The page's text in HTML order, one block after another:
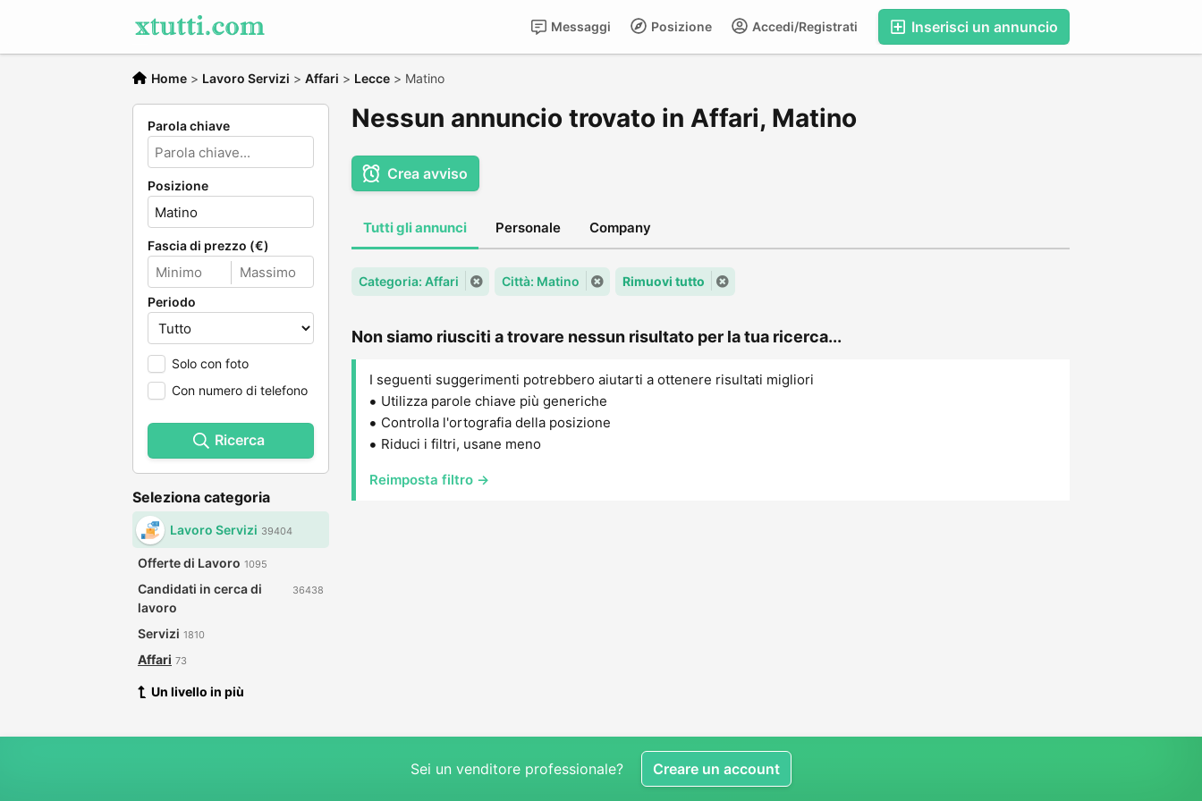
Inserisci un annuncio
Accedi/Registrati
Posizione
Messaggi
Home > Lavoro Servizi > Affari > Lecce > Matino
Parola chiave
Posizione
Fascia di prezzo (€)
Periodo
Solo con foto
Con numero di telefono
Ricerca
Seleziona categoria
Lavoro Servizi 39404
Offerte di Lavoro 1095
Candidati in cerca di
lavoro
36438
Servizi 1810
Affari 73
Un livello in più
Nessun annuncio trovato in Affari, Matino
Crea avviso
Tutti gli annunci Personale Company
Categoria: Affari Città: Matino Rimuovi tutto
Non siamo riusciti a trovare nessun risultato per la tua ricerca...
I seguenti suggerimenti potrebbero aiutarti a ottenere risultati migliori
Utilizza parole chiave più generiche
Controlla l'ortografia della posizione
Riduci i filtri, usane meno
Reimposta filtro →
Sei un venditore professionale? Creare un account